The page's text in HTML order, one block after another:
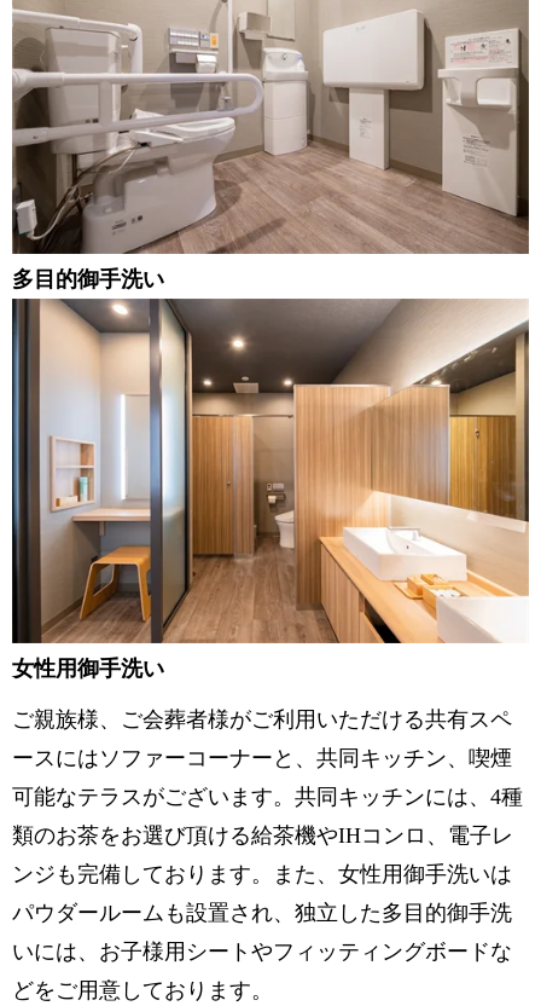
多目的御手洗い
女性用御手洗い
ご親族様、ご会葬者様がご利用いただける共有スペ
ースにはソファーコーナーと、共同キッチン、喫煙
可能なテラスがございます。共同キッチンには、4種
類のお茶をお選び頂ける給茶機やIHコンロ、電子レ
ンジも完備しております。また、女性用御手洗いは
パウダールームも設置され、独立した多目的御手洗
いには、お子様用シートやフィッティングボードな
どをご用意しております。